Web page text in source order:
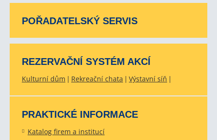
POŘADATELSKÝ SERVIS
REZERVAČNÍ SYSTÉM AKCÍ
Kulturní dům Rekreační chata Výstavní síň
PRAKTICKÉ INFORMACE
Katalog firem a institucí